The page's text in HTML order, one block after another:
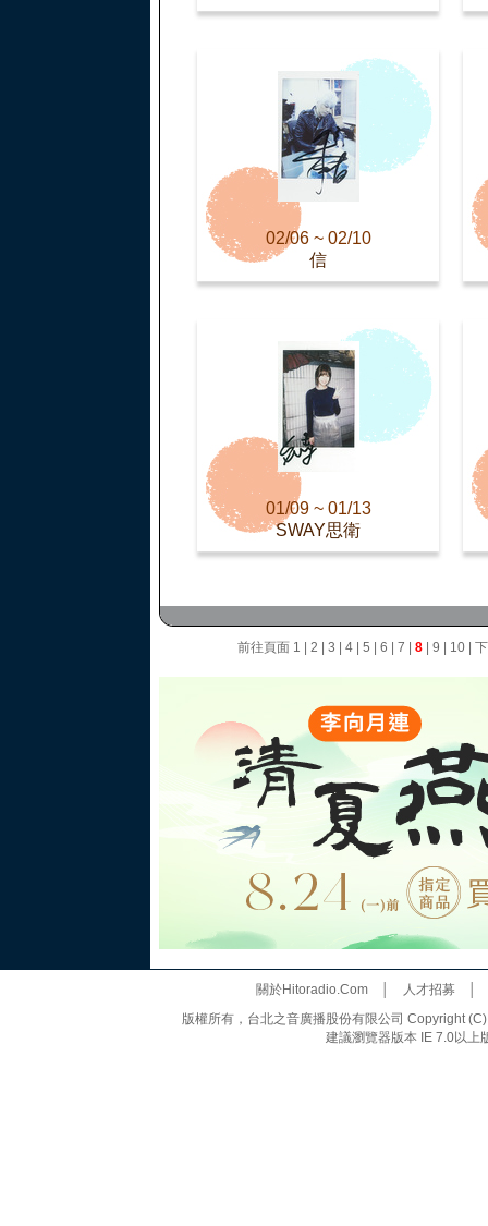
02/06 ~ 02/10
信
01/09 ~ 01/13
SWAY思衛
前往頁面 1 2 3 4| 5 6 7 8| 9 10|
關於Hitoradio.Com│ 人才招募
版權所有，台北之音廣播股份有限公司 Copyright
建議瀏覽器版本 IE 7.0以上